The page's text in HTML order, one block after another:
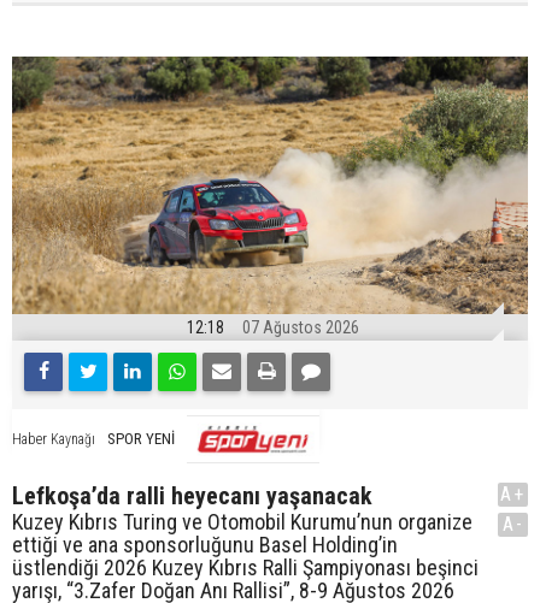
12:18 07 Ağustos 2026
Haber Kaynağı SPOR YENİ
Lefkoşa’da ralli heyecanı yaşanacak
Kuzey Kıbrıs Turing ve Otomobil Kurumu’nun organize
ettiği ve ana sponsorluğunu Basel Holding’in
üstlendiği 2026 Kuzey Kıbrıs Ralli Şampiyonası beşinci
yarışı, “3.Zafer Doğan Anı Rallisi”, 8-9 Ağustos 2026
A+
A-